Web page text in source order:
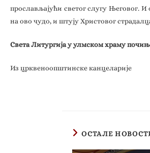
прослављајући светог слугу Његовог.
на ово чудо, и штују Христовог
Света Литургија у улмском храму
Из црквеноопштинске канцеларије
ОСТАЛЕ